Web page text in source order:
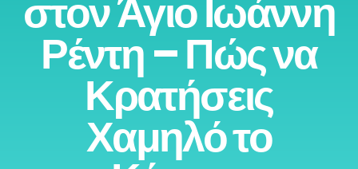
στον Άγιο Ιωάννη
Ρέντη – Πώς να
Κρατήσεις
Χαμηλό το